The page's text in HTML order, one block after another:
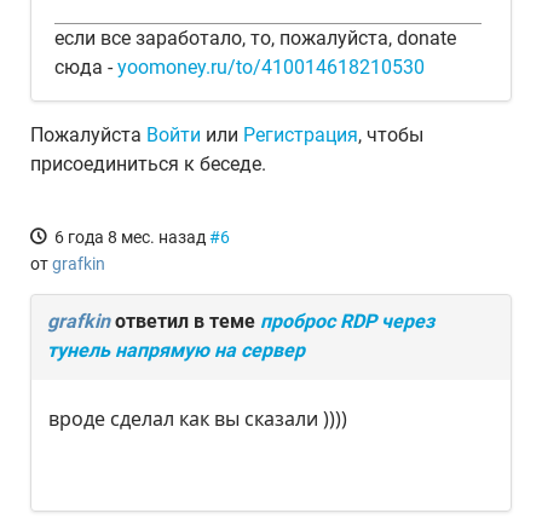
если все заработало, то, пожалуйста, donate
сюда -yoomoney.ru/to/410014618210530
Пожалуйста Войти или Регистрация, чтобы
присоединиться к беседе.
6 года 8 мес. назад #6
отgrafkin
grafkinответил в теме проброс RDP через
тунель напрямую на сервер
вроде сделал как вы сказали ))))